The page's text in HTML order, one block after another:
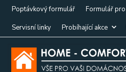
Poptávkový formulář Formulář
Servisní linky
Probíhající akce